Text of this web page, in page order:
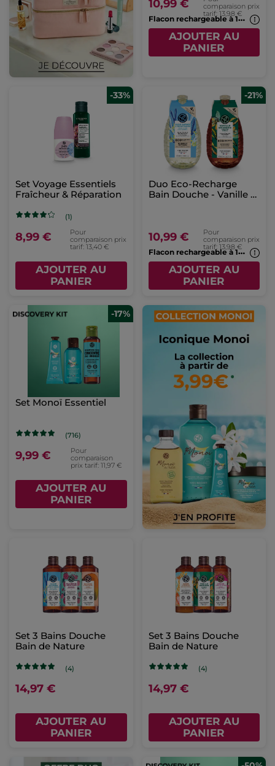
10,99 €
comparaison prix
tarif: 13,98 €F
lacon rechargeable à 1€*(7b)
AJOUTER AU
PANIER
-33%
Set Voyage Essentiels
Fraîcheur & Réparation
(1)
8,99 €
Pour
comparaison prix
tarif: 13,40 €
AJOUTER AU
PANIER
-21%
Duo Eco-Recharge
Bain Douche - Vanille &
10,99 €
Pour
comparaison prix
tarif: 13,98 €F
lacon rechargeable à 1€*(7b)
AJOUTER AU
PANIER
-17%
Set Monoï Essentiel
(716)
9,99 €
Pour
comparaison
prix tarif: 11,97 €
AJOUTER AU
PANIER
Set 3 Bains Douche
Bain de Nature
(4)
14,97 €
AJOUTER AU
PANIER
Set 3 Bains Douche
Bain de Nature
(4)
14,97 €
AJOUTER AU
PANIER